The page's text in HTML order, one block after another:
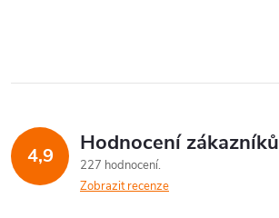
4,9 Hodnocení zákazníků
227 hodnocení
Zobrazit recenze